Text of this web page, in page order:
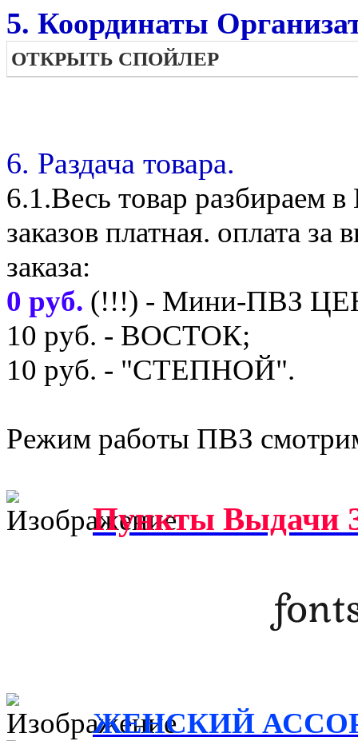
5. Координаты
ОТКРЫТЬ СПОЙЛЕР
6. Раздача товара.
6.1.Весь товар разбираем
заказов платная. оплата
заказа:
0 руб. (!!!) - Мини-ПВЗ
10 руб. - ВОСТОК;
10 руб. - "СТЕПНОЙ".
Режим работы ПВЗ
Пункты Выдачи
ЖЕНСКИЙ